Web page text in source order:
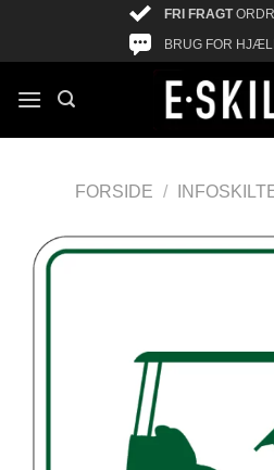
FRI FRAGT
BRUG FOR
FORSIDE /